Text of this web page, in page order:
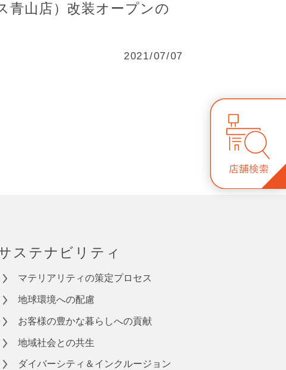
青山店）改装オープンの
2021/07/07
ステナビリティ
マテリアリティの策定プロセス
地球環境への配慮
お客様の豊かな暮らしへの貢献
地域社会との共生
ダイバーシティ＆インクルージョン